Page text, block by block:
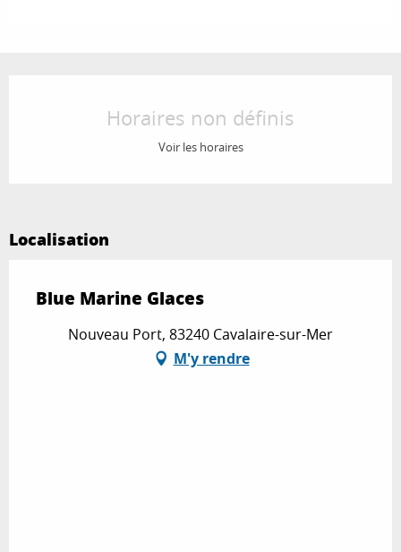
Horaires non définis
Voir les horaires
Localisation
Blue Marine Glaces
Nouveau Port, 83240 Cavalaire-sur-Mer
M'y rendre